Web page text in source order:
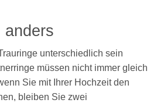
anders
unterschiedlich sein
müssen nicht immer gleich
Sie mit Ihrer Hochzeit den
bleiben Sie zwei